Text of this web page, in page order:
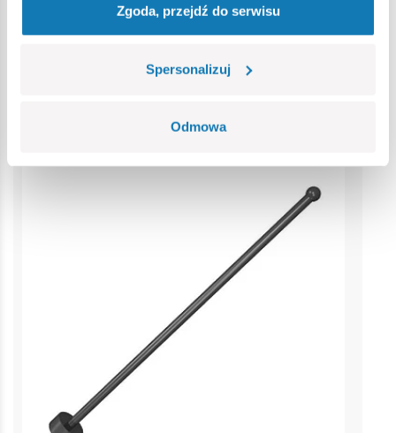
Zgoda, przejdź do serwisu
Spersonalizuj
Odmowa
celach informacyjnych. Zachowuje się prawo do zmiany
kolorów i szczegółów technicznych.